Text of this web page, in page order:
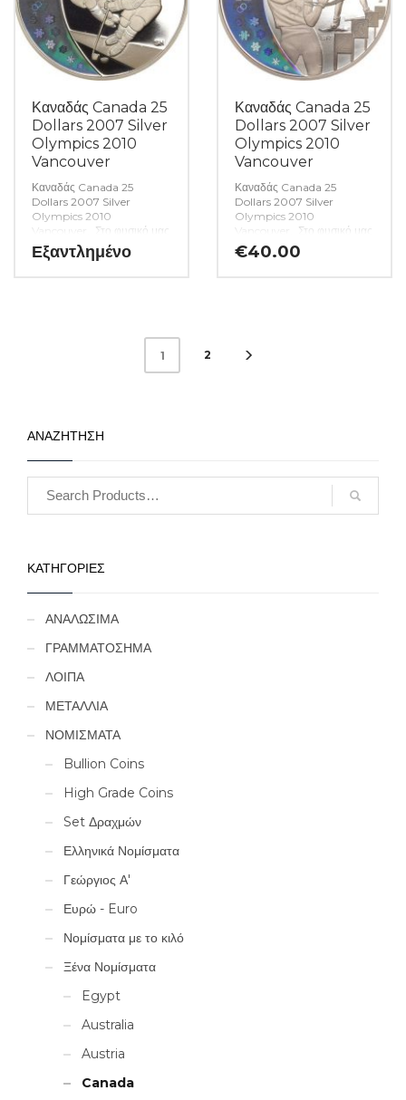
Καναδάς Canada 25
Dollars 2007 Silver
Olympics 2010
Vancouver
Καναδάς Canada 25
Dollars 2007 Silver
Olympics 2010
Vancouver. Στο φυσικό μας
κατάστημα θα βρείτε μεγάλη
ποικιλία ελληνικών και ξένων
Εξαντλημένο
Καναδάς Canada 25
Dollars 2007 Silver
Olympics 2010
Vancouver
Καναδάς Canada 25
Dollars 2007 Silver
Olympics 2010
Vancouver. Στο φυσικό μας
κατάστημα θα βρείτε μεγάλη
ποικιλία ελληνικών και ξένων
€40.00
1 2
ΑΝΑΖΗΤΗΣΗ
ΚΑΤΗΓΟΡΙΕΣ
ΑΝΑΛΩΣΙΜΑ
ΓΡΑΜΜΑΤΟΣΗΜΑ
ΛΟΙΠΑ
ΜΕΤΑΛΛΙΑ
ΝΟΜΙΣΜΑΤΑ
Bullion Coins
High Grade Coins
Set Δραχμών
Ελληνικά Νομίσματα
Γεώργιος Α'
Ευρώ - Euro
Νομίσματα με το κιλό
Ξένα Νομίσματα
Egypt
Australia
Austria
Canada